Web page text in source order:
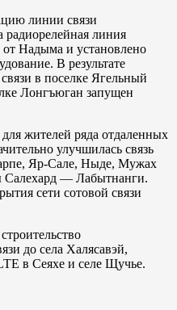
линии связи
линия
Надыма и установлено
В результате
в поселке Ягельный
Лонгъюган запущен
жителей ряда отдаленных
улучшилась связь
Яр‑Сале, Ныде, Мужах
Салехард — Лабытнанги.
сети сотовой связи
до села Халясавэй,
в Сеяхе и селе Щучье.